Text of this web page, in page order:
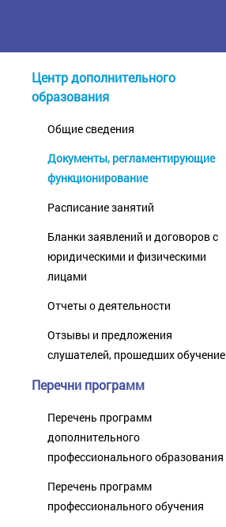
Центр дополнительного
образования
Общие сведения
Документы, регламентирующие
функционирование
Расписание занятий
Бланки заявлений и договоров с
юридическими и физическими
лицами
Отчеты о деятельности
Отзывы и предложения
слушателей, прошедших обучение
Перечни программ
Перечень программ
дополнительного
профессионального образования
Перечень программ
профессионального обучения